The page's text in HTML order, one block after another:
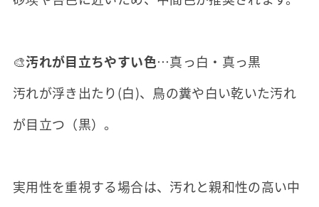
🎨汚れが目立ちやすい色…真っ白・真っ黒
汚れが浮き出たり(白)、鳥の糞や白い乾いた汚れ
が目立つ（黒）。
実用性を重視する場合は、汚れと親和性の高い中